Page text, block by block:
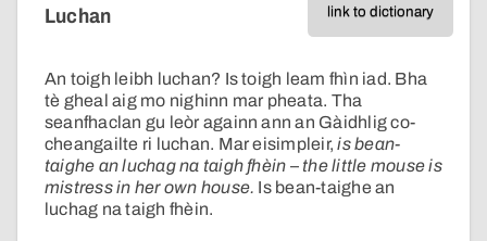
link to dictionary
Luchan
An toigh leibh luchan? Is toigh leam fhìn iad. Bha
tè gheal aig mo nighinn mar pheata. Tha
seanfhaclan gu leòr againn ann an Gàidhlig co-
cheangailte ri luchan. Mar eisimpleir,is bean-
taighe an luchag na taigh fhèin – the little mouse is
mistress in her own house. Is bean-taighe an
luchag na taigh fhèin.